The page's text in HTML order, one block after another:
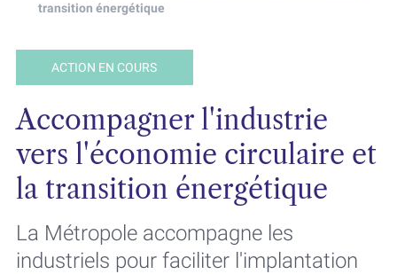
transition énergétique
ACTION EN COURS
Accompagner l'industrie
vers l'économie circulaire et
la transition énergétique
La Métropole accompagne les
industriels pour faciliter l'implantation